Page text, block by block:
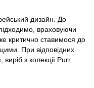
дизайн. До
враховуючи
критично ставимося до
При відповідних
з колекції Purr